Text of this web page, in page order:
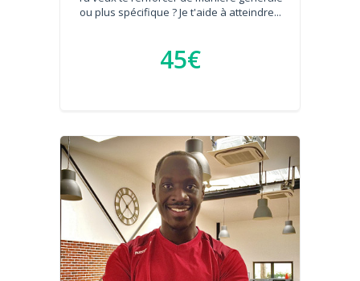
ou plus spécifique ? Je t'aide à atteindre...
45€